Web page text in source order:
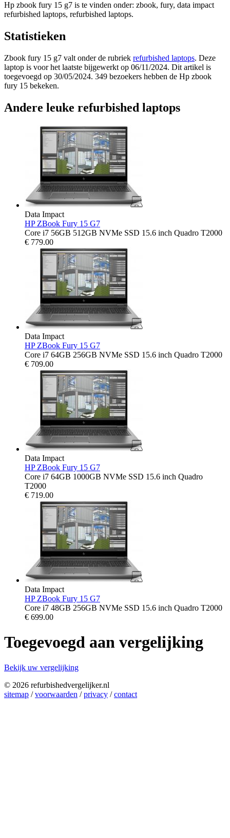
Hp zbook fury 15 g7 is te vinden onder: zbook, fury, data impact
refurbished laptops, refurbished laptops.
Statistieken
Zbook fury 15 g7 valt onder de rubriek refurbished laptops. Deze
laptop is voor het laatste bijgewerkt op 06/11/2024. Dit artikel is
toegevoegd op 30/05/2024. 349 bezoekers hebben de Hp zbook
fury 15 bekeken.
Andere leuke refurbished laptops
Data Impact
HP ZBook Fury 15 G7
Core i7 56GB 512GB NVMe SSD 15.6 inch Quadro T2000
€ 779.00
Data Impact
HP ZBook Fury 15 G7
Core i7 64GB 256GB NVMe SSD 15.6 inch Quadro T2000
€ 709.00
Data Impact
HP ZBook Fury 15 G7
Core i7 64GB 1000GB NVMe SSD 15.6 inch Quadro
T2000
€ 719.00
Data Impact
HP ZBook Fury 15 G7
Core i7 48GB 256GB NVMe SSD 15.6 inch Quadro T2000
€ 699.00
Toegevoegd aan vergelijking
Bekijk uw vergelijking
© 2026 refurbishedvergelijker.nl
sitemap /voorwaarden /privacy /contact